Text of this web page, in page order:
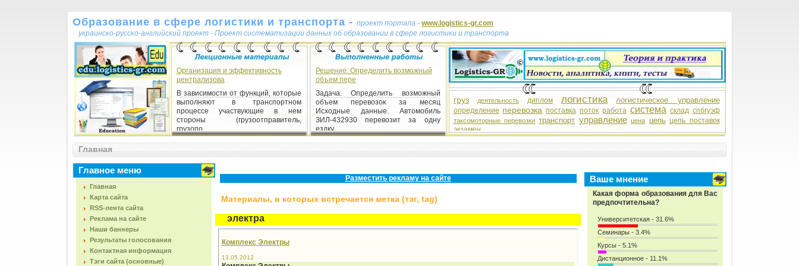
Образование в сфере логистики и транспорта - проект портала - www.logistics-gr.com
украинско-русско-английский проект - Проект систематизации данных об образовании в сфере логистики и транспорта
Организация и эффективность
централизова
В зависимости от функций, которые
выполняют в транспортном
процессе участвующие в нем
стороны (грузоотправитель,
грузопо...
Решение. Определить возможный
объем пере
Задача. Определить возможный
объем перевозок за месяц
Исходные данные. Автомобиль
ЗИЛ-432930 перевозит за одну
ездку ...
груз деятельность диплом логистика логистическое управление
определение перевозка поставка поток работа система склад спбгуэф
таксомоторные перевозки транспорт управление цена цепь цепь поставок
экзамен
Главная
Главное меню
Главная
Карта сайта
RSS-лента сайта
Реклама на сайте
Наши баннеры
Результаты голосования
Контактная информация
Тэги сайта (основные)
Разместить рекламу на сайте
Материалы, в которых встречается метка (тэг, tag)
электра
Комплекс Электры
13.05.2012
Ваше мнение
Какая форма образования для Вас
предпочтительна?
Университетская - 31.6%
Семинары - 3.4%
Курсы - 5.1%
Дистанционное - 11.1%